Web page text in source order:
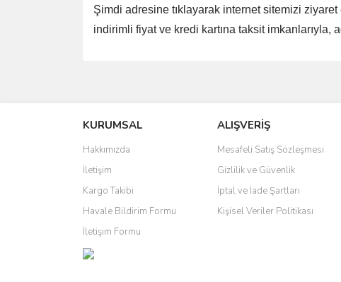
Şimdi adresine tıklayarak internet sitemizi
indirimli fiyat ve kredi kartına taksit
Ürün resmi kalitesiz, bozuk veya görüntülenemiyor.
Ürün açıklamasında eksik bilgiler bulunuyor.
Ürün bilgilerinde hatalar bulunuyor.
Ürün fiyatı diğer sitelerden daha pahalı.
Bu ürüne benzer farklı alternatifler olmalı.
KURUMSAL
Hakkımızda
İletişim
Kargo Takibi
Havale Bildirim Formu
İletişim Formu
ALIŞVERİŞ
Mesafeli Satış Sözleşmesi
Gizlilik ve Güvenlik
İptal ve İade Şartları
Kişisel Veriler Politikası